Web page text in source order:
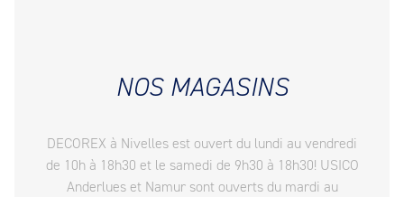
NOS MAGASINS
DECOREX à Nivelles est ouvert du lundi au vendredi
de 10h à 18h30 et le samedi de 9h30 à 18h30! USICO
Anderlues et Namur sont ouverts du mardi au